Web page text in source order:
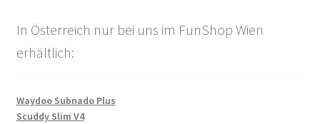
In Österreich nur bei uns im FunShop Wien
erhältlich:
Waydoo Subnado Plus
Scuddy Slim V4